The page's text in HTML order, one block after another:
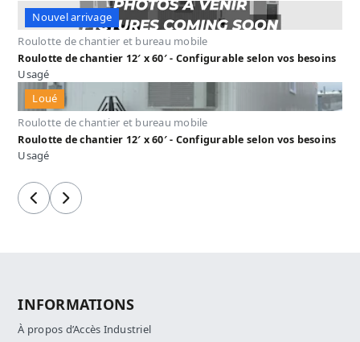
Nouvel arrivage
Roulotte de chantier et bureau mobile
Roulotte de chantier 12′ x 60′ - Configurable selon vos besoins
Usagé
Loué
Roulotte de chantier et bureau mobile
Roulotte de chantier 12′ x 60′ - Configurable selon vos besoins
Usagé
PrécédentSuivant
INFORMATIONS
À propos d’Accès Industriel